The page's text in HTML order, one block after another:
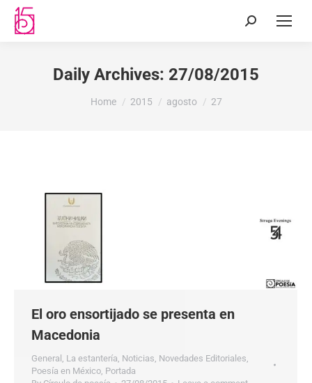
Daily Archives: 27/08/2015
You are here:
Home 2015 agosto 27
El oro ensortijado se presenta en
Macedonia
General , La estantería, Noticias, Novedades Editoriales,
Poesía en México, Portada